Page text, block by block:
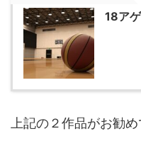
18ア
上記の２作品がお勧め